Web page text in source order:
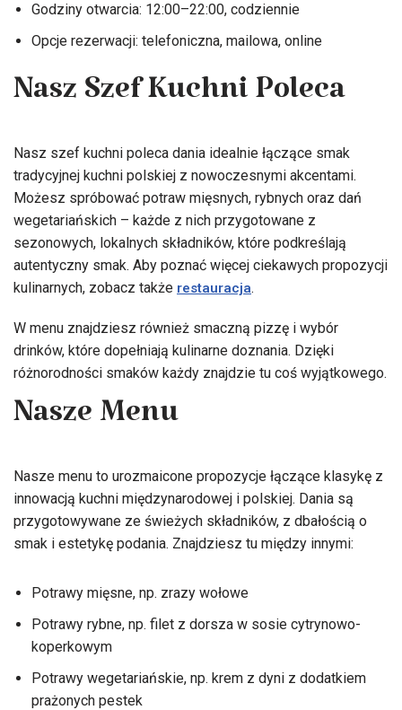
Godziny otwarcia: 12:00–22:00, codziennie
Opcje rezerwacji: telefoniczna, mailowa, online
Nasz Szef Kuchni Poleca
Nasz szef kuchni poleca dania idealnie łączące smak
tradycyjnej kuchni polskiej z nowoczesnymi akcentami.
Możesz spróbować potraw mięsnych, rybnych oraz dań
wegetariańskich – każde z nich przygotowane z
sezonowych, lokalnych składników, które podkreślają
autentyczny smak. Aby poznać więcej ciekawych propozycji
kulinarnych, zobacz także restauracja.
W menu znajdziesz również smaczną pizzę i wybór
drinków, które dopełniają kulinarne doznania. Dzięki
różnorodności smaków każdy znajdzie tu coś wyjątkowego.
Nasze Menu
Nasze menu to urozmaicone propozycje łączące klasykę z
innowacją kuchni międzynarodowej i polskiej. Dania są
przygotowywane ze świeżych składników, z dbałością o
smak i estetykę podania. Znajdziesz tu między innymi:
Potrawy mięsne, np. zrazy wołowe
Potrawy rybne, np. filet z dorsza w sosie cytrynowo-
koperkowym
Potrawy wegetariańskie, np. krem z dyni z dodatkiem
prażonych pestek